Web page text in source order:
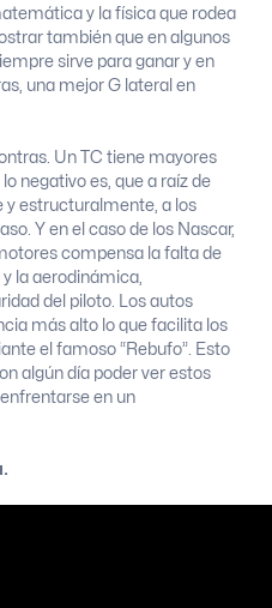
y la física que rodea
también que en algunos
sirve para ganar y en
una mejor G lateral en
Un TC tiene mayores
negativo es, que a raíz de
estructuralmente, a los
Y en el caso de los Nascar,
compensa la falta de
la aerodinámica,
del piloto. Los autos
más alto lo que facilita los
el famoso “Rebufo”. Esto
algún día poder ver estos
en un